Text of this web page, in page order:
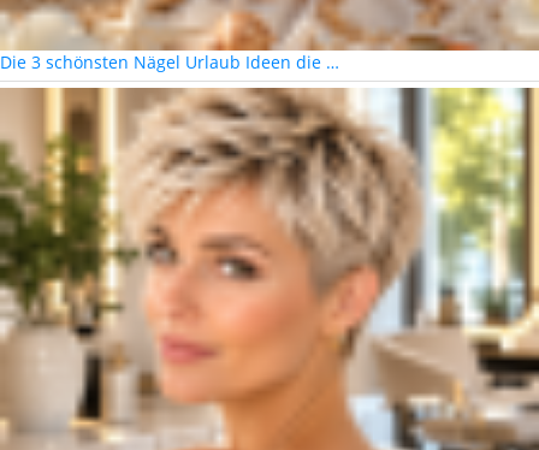
Die 3 schönsten Nägel Urlaub Ideen die …